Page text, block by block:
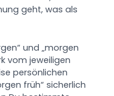
geht, was als
und „morgen
vom jeweiligen
persönlichen
früh“ sicherlich